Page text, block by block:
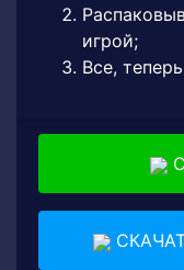
игрой;
Все,